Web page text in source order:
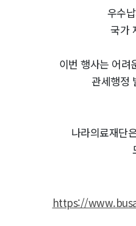
우수
국가
이번 행사는 어려
관세행정
나라의료재단
https://